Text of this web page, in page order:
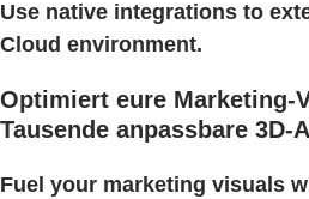
Use native integrations to
Cloud environment.
Optimiert eure Marketing-
Tausende anpassbare 3D-
Fuel your marketing visuals